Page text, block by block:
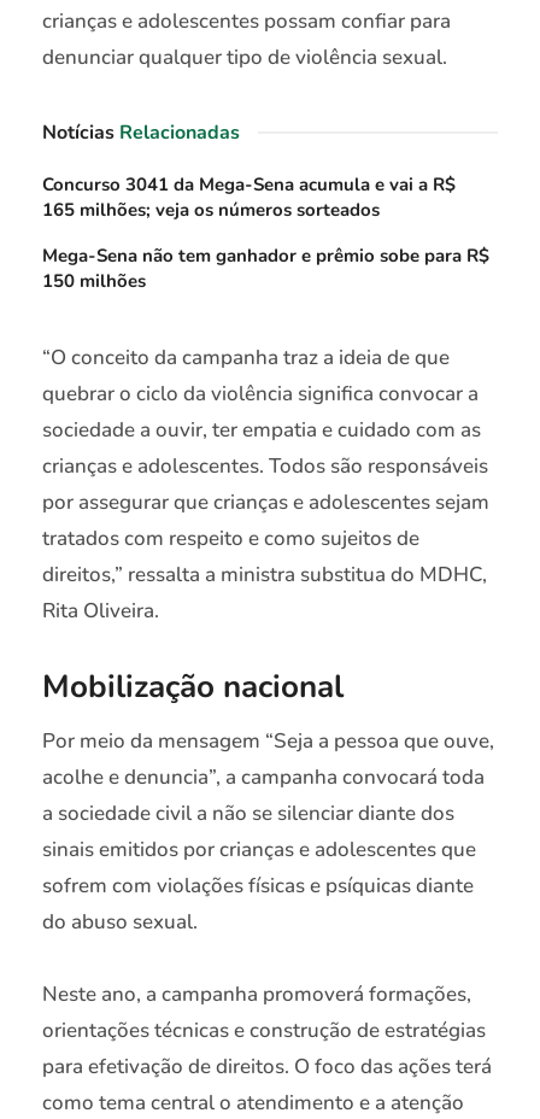
crianças e adolescentes possam confiar para
denunciar qualquer tipo de violência sexual.
Notícias Relacionadas
Concurso 3041 da Mega-Sena acumula e vai a R$
165 milhões; veja os números sorteados
Mega-Sena não tem ganhador e prêmio sobe para R$
150 milhões
“O conceito da campanha traz a ideia de que
quebrar o ciclo da violência significa convocar a
sociedade a ouvir, ter empatia e cuidado com as
crianças e adolescentes. Todos são responsáveis
por assegurar que crianças e adolescentes sejam
tratados com respeito e como sujeitos de
direitos,” ressalta a ministra substitua do MDHC,
Rita Oliveira.
Mobilização nacional
Por meio da mensagem “Seja a pessoa que ouve,
acolhe e denuncia”, a campanha convocará toda
a sociedade civil a não se silenciar diante dos
sinais emitidos por crianças e adolescentes que
sofrem com violações físicas e psíquicas diante
do abuso sexual.
Neste ano, a campanha promoverá formações,
orientações técnicas e construção de estratégias
para efetivação de direitos. O foco das ações terá
como tema central o atendimento e a atenção